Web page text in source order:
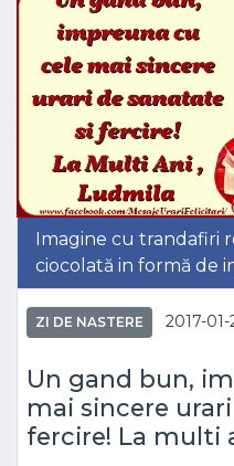
Imagine cu trandafiri
ciocolată in formă de
ZI DE NASTERE 2017-01-
Un gand bun,
mai sincere
fercire! La multi